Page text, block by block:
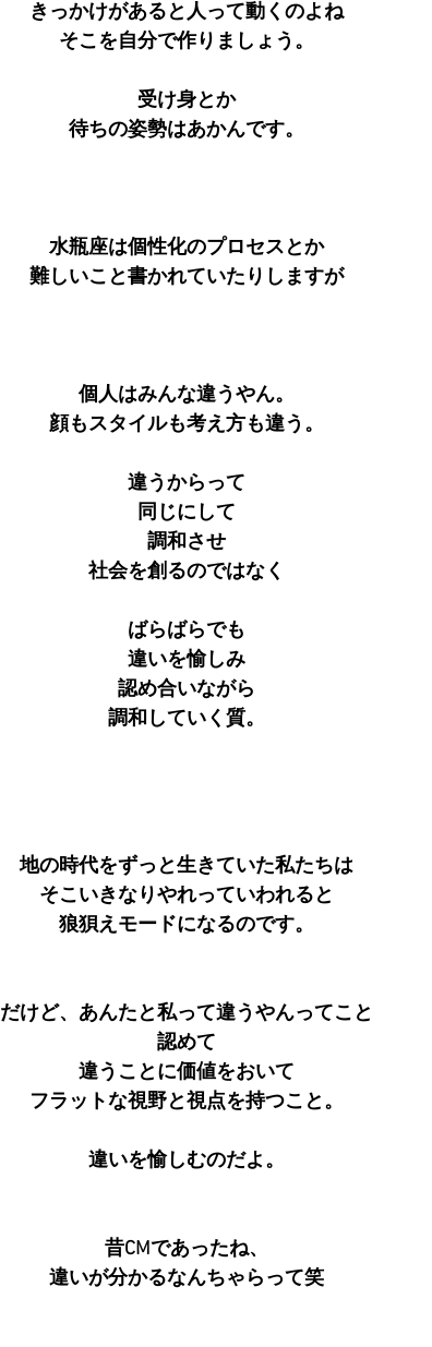
きっかけがあると人って動くのよね
そこを自分で作りましょう。
受け身とか
待ちの姿勢はあかんです。
水瓶座は個性化のプロセスとか
難しいこと書かれていたりしますが
個人はみんな違うやん。
顔もスタイルも考え方も違う。
違うからって
同じにして
調和させ
社会を創るのではなく
ばらばらでも
違いを愉しみ
認め合いながら
調和していく質。
地の時代をずっと生きていた私たちは
そこいきなりやれっていわれると
狼狽えモードになるのです。
だけど、あんたと私って違うやんってこと
認めて
違うことに価値をおいて
フラットな視野と視点を持つこと。
違いを愉しむのだよ。
昔CMであったね、
違いが分かるなんちゃらって笑